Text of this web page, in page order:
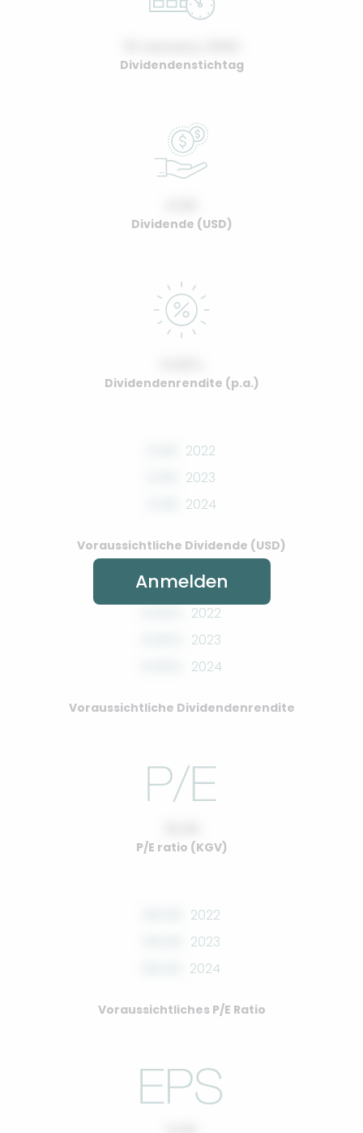
Dividendenstichtag
Dividende (USD)
Dividendenrendite (p.a.)
2022
2023
2024
Voraussichtliche Dividende (USD)
2022
2023
2024
Voraussichtliche Dividendenrendite
P/E ratio (KGV)
2022
2023
2024
Voraussichtliches P/E Ratio
Anmelden